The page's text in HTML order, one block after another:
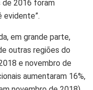
de 2016 foram
evidente”.
em grande parte,
outras regiões do
e novembro de
aumentaram 16%,